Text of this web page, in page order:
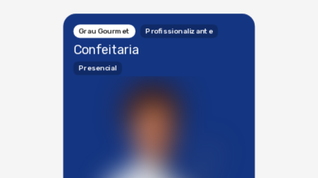
Grau Gourmet Profissionalizante
Confeitaria
Presencial